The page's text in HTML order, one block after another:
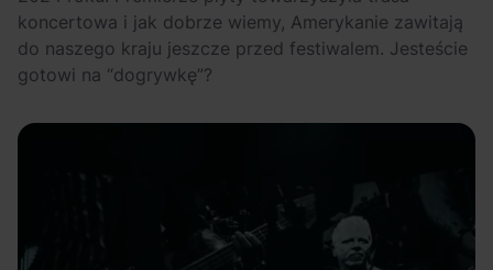
koncertowa i jak dobrze wiemy, Amerykanie zawitają
do naszego kraju jeszcze przed festiwalem. Jesteście
gotowi na “dogrywkę”?